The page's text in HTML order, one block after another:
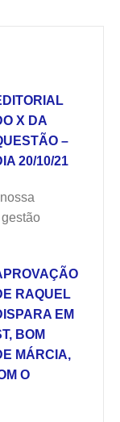
X DA
–
20/10/21
RAQUEL
EM
BOM
MÁRCIA,
O